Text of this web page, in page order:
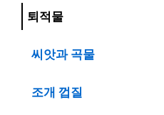
퇴적물
씨앗과 곡물
조개 껍질